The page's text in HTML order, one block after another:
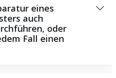
hängt aber auch von
Zeitpunkt ab
und der örtlichen
auch
oder